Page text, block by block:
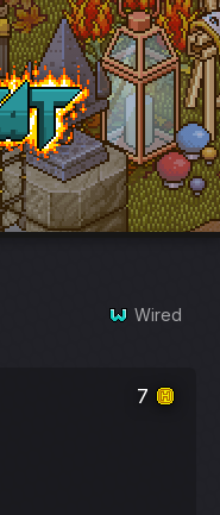
Wired
7